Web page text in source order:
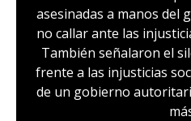
asesinadas a manos del
no callar ante las
También señalaron el
frente a las injusticias
de un gobierno